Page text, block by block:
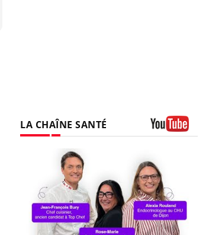
LA CHAÎNE SANTÉ